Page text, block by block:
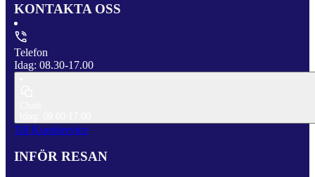
KONTAKTA OSS
Telefon
Idag: 08.30-17.00
Till Kundservice
INFÖR RESAN